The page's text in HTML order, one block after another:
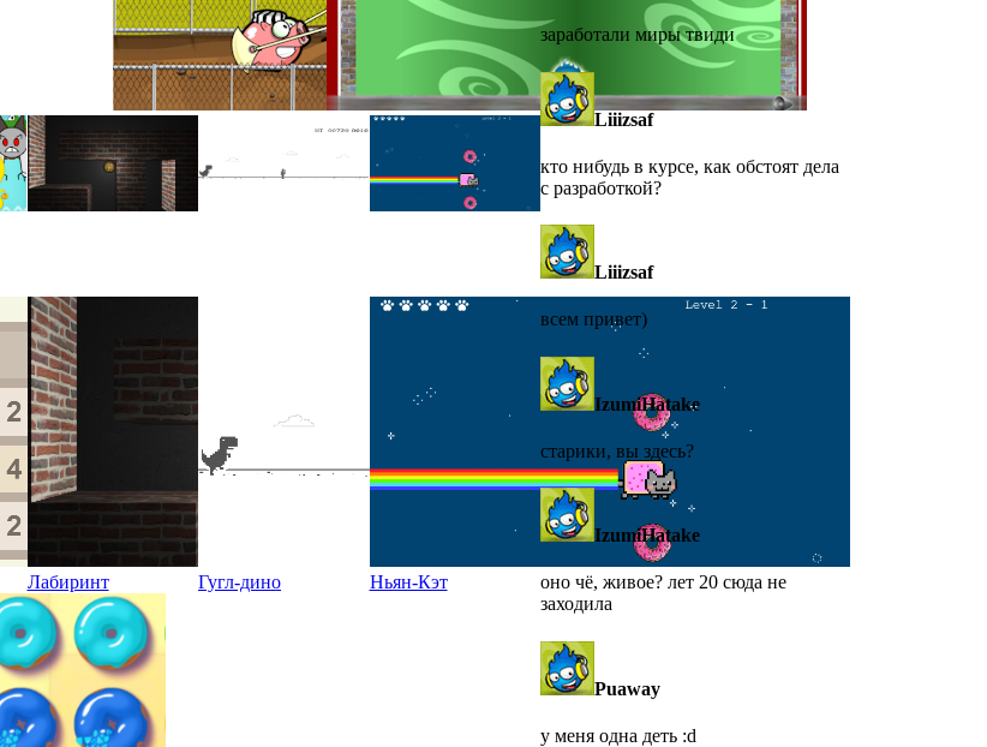
Лабиринт Гугл-дино Ньян-Кэт
заработали миры твиди
Liiizsaf
кто нибудь в курсе, как обстоят дела
с разработкой?
Liiizsaf
всем привет)
IzumiHatake
старики, вы здесь?
IzumiHatake
оно чё, живое? лет 20 сюда не
заходила
Puaway
у меня одна деть :d